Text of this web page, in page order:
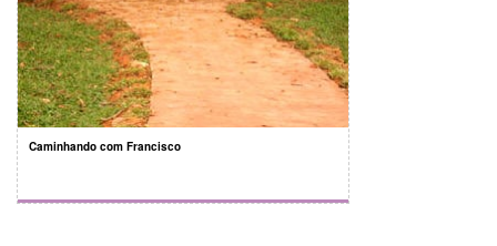
Caminhando com Francisco